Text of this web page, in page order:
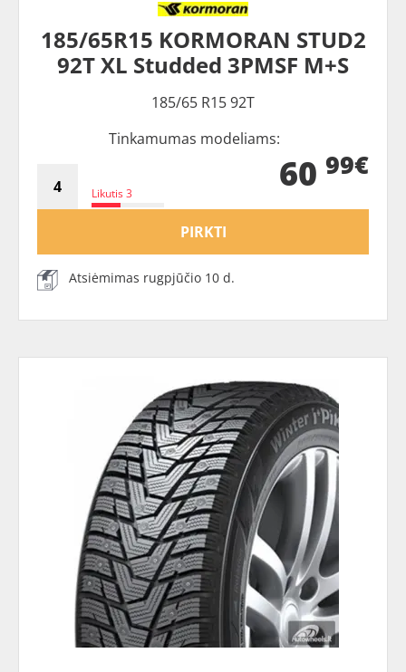
185/65R15 KORMORAN STUD2
92T XL Studded 3PMSF M+S
185/65 R15 92T
Tinkamumas modeliams:
Likutis 3 60 99€
PIRKTI
Atsiėmimas rugpjūčio 10 d.